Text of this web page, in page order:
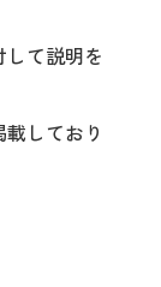
て説明を
しており